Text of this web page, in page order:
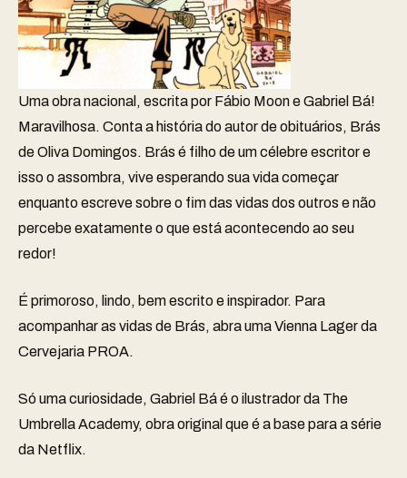
Uma obra nacional, escrita por Fábio Moon e Gabriel Bá!
Maravilhosa. Conta a história do autor de obituários, Brás
de Oliva Domingos. Brás é filho de um célebre escritor e
isso o assombra, vive esperando sua vida começar
enquanto escreve sobre o fim das vidas dos outros e não
percebe exatamente o que está acontecendo ao seu
redor!
É primoroso, lindo, bem escrito e inspirador. Para
acompanhar as vidas de Brás, abra umaVienna Lagerda
Cervejaria PROA.
Só uma curiosidade, Gabriel Bá é o ilustrador da The
Umbrella Academy, obra original que é a base para a série
da Netflix.